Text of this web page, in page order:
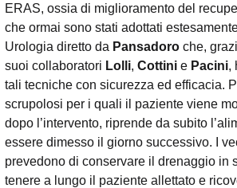
ERAS, ossia di miglioramento del
che ormai sono stati adottati
Urologia diretto da Pansadoro che,
suoi collaboratori Lolli, Cottini e Pacini,
tali tecniche con sicurezza ed efficacia.
scrupolosi per i quali il paziente viene
dopo l’intervento, riprende da subito
essere dimesso il giorno successivo. I
prevedono di conservare il drenaggio in
tenere a lungo il paziente allettato e